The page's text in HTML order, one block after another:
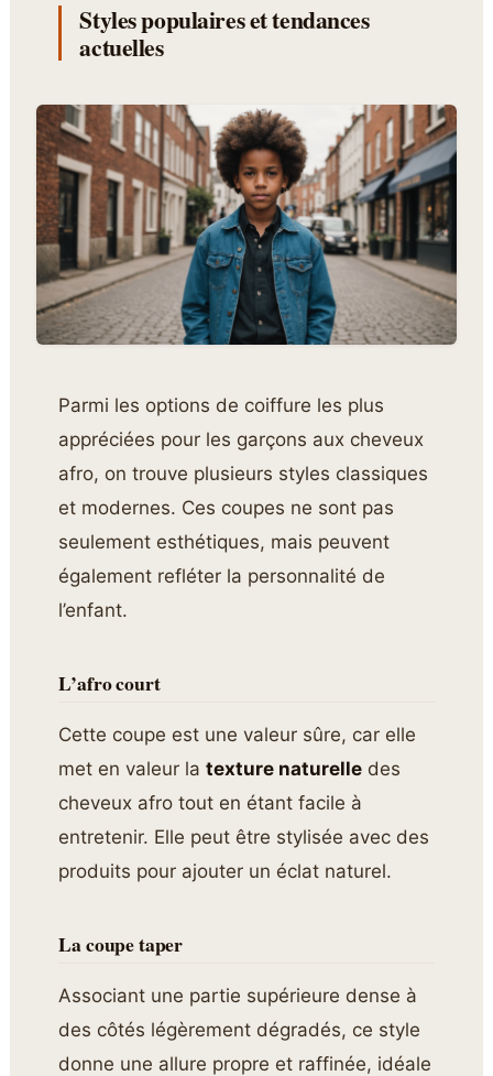
Styles populaires et tendances
actuelles
Parmi les options de coiffure les plus
appréciées pour les garçons aux cheveux
afro, on trouve plusieurs styles classiques
et modernes. Ces coupes ne sont pas
seulement esthétiques, mais peuvent
également refléter la personnalité de
l’enfant.
L’afro court
Cette coupe est une valeur sûre, car elle
met en valeur latexture naturelle des
cheveux afro tout en étant facile à
entretenir. Elle peut être stylisée avec des
produits pour ajouter un éclat naturel.
La coupe taper
Associant une partie supérieure dense à
des côtés légèrement dégradés, ce style
donne une allure propre et raffinée, idéale